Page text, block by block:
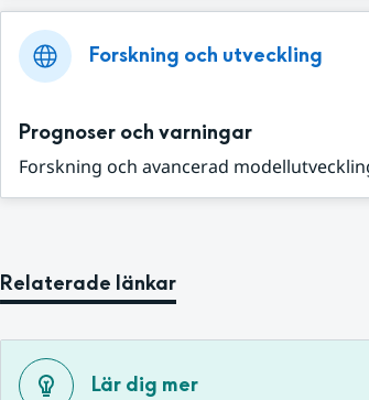
Forskning och utveckling
Prognoser och varningar
Forskning och avancerad
Relaterade länkar
Lär dig mer